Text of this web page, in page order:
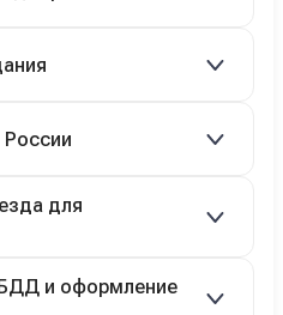
для
и оформление